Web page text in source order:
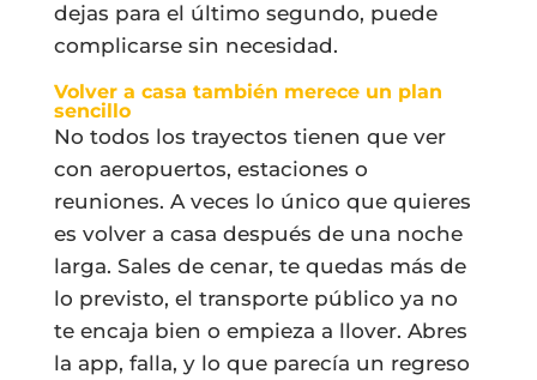
dejas para el último segundo, puede
complicarse sin necesidad.
Volver a casa también merece un plan
sencillo
No todos los trayectos tienen que ver
con aeropuertos, estaciones o
reuniones. A veces lo único que quieres
es volver a casa después de una noche
larga. Sales de cenar, te quedas más de
lo previsto, el transporte público ya no
te encaja bien o empieza a llover. Abres
la app, falla, y lo que parecía un regreso